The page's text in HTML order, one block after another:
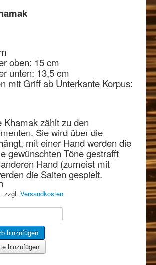
oben: 15 cm
unten: 13,5 cm
mit Griff ab Unterkante Korpus:
Khamak zählt zu den
Sie wird über die
mit einer Hand werden die
gewünschten Töne gestrafft
Hand (zumeist mit
die Saiten gespielt.
zzgl. Versandkosten